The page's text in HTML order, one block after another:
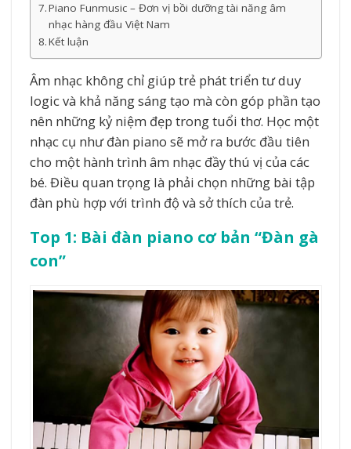
Piano Funmusic – Đơn vị bồi dưỡng tài năng âm
nhạc hàng đầu Việt Nam
Kết luận
Âm nhạc không chỉ giúp trẻ phát triển tư duy
logic và khả năng sáng tạo mà còn góp phần tạo
nên những kỷ niệm đẹp trong tuổi thơ. Học một
nhạc cụ như đàn piano sẽ mở ra bước đầu tiên
cho một hành trình âm nhạc đầy thú vị của các
bé. Điều quan trọng là phải chọn những bài tập
đàn phù hợp với trình độ và sở thích của trẻ.
Top 1: Bài đàn piano cơ bản “Đàn gà
con”